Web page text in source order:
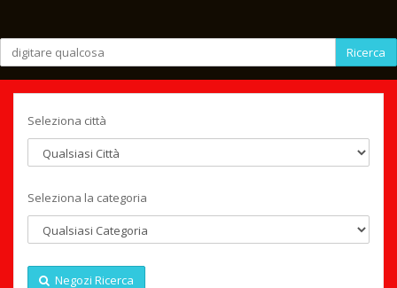
Ricerca
Seleziona città
Seleziona la categoria
Negozi Ricerca